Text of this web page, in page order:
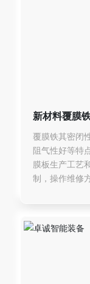
新材料覆膜
覆膜铁其密闭
阻气性好等特
膜板生产工艺
制，操作维修